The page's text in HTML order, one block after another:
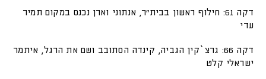
דקה 61: חילוף ראשון בבית"ר, אנתוני וארן נכנס במקום תמיר
עדי
דקה 66: גרצ`קין הגביה, קינדה הסתובב ושם את הרגל, איתמר
ישראלי קלט